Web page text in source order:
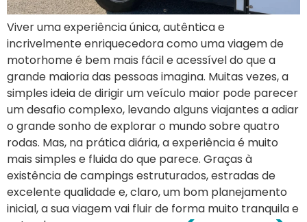
Viver uma experiência única, autêntica e
incrivelmente enriquecedora como uma viagem de
motorhome é bem mais fácil e acessível do que a
grande maioria das pessoas imagina. Muitas vezes, a
simples ideia de dirigir um veículo maior pode parecer
um desafio complexo, levando alguns viajantes a adiar
o grande sonho de explorar o mundo sobre quatro
rodas. Mas, na prática diária, a experiência é muito
mais simples e fluida do que parece. Graças à
existência de campings estruturados, estradas de
excelente qualidade e, claro, um bom planejamento
inicial, a sua viagem vai fluir de forma muito tranquila e